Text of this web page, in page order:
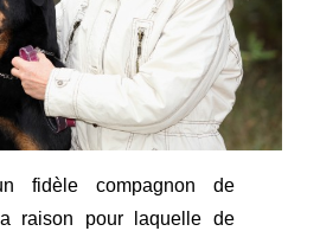
fidèle compagnon de
la raison pour laquelle de